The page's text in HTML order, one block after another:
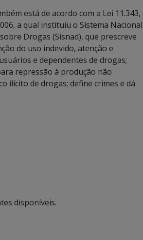
está de acordo com a Lei 11.343,
a qual instituiu o Sistema Nacional
Drogas (Sisnad), que prescreve
do uso indevido, atenção e
e dependentes de drogas;
repressão à produção não
ilícito de drogas; define crimes e dá
disponíveis.